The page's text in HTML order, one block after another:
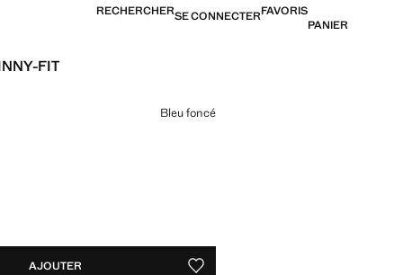
RECHERCHERSE CONNECTERFAVORIS
PANIER
FIT
€ ]
couleur
Bleu foncé
AJOUTER AJOUTER AUX FAVORIS